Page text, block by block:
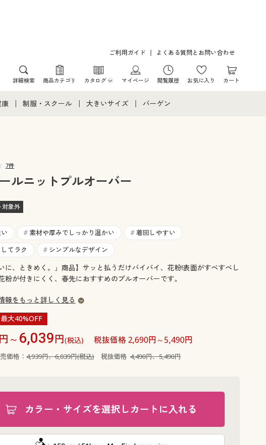
ご利用ガイド よくある質問とお問い合わせ
詳細検索 商品カテゴリ カタログ
カタログ・チラシからのご注文
マイページ 閲覧履歴 お気に入り カート
制服・スクール
ジュニア・ティーンズ下着
大きいサイズ
大きいサイズ レディース下着
大きいサイズ 事務・制服
バーゲン
7件
ルニットプルオーバー
対象外
# 素材や厚みでしっかり温かい # 着回しやすい
てラク # シンプルなデザイン
に、ときめく。」商品】サッと払うだけバイバイ、花粉!表面がすべすべし
粉が付きにくく、春先におすすめのプルオーバーです。
報をもっと詳しく見る
大40%OFF
円～ 6,039円(税込) 税抜価格 2,690円～5,490円
価格： 4,939円、6,039円(税込) 税抜価格 4,490円、5,490円
カラー・サイズを選択しカートに入れる